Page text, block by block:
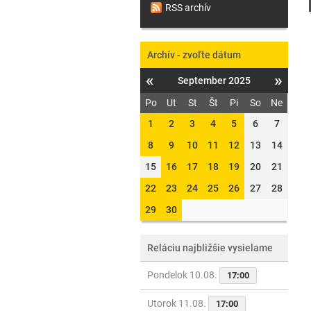
RSS archív
Archív - zvoľte dátum
« September 2025 »
Po Ut St Št Pi So
Ne
1
2 3 4 5 6
7
8
9 10 11 12 13
14
15
16 17 18 19 20
21
22
23 24 25 26 27
28
29
30
Reláciu najbližšie vysielame
Pondelok 10.08. 17:00
Utorok 11.08. 17:00